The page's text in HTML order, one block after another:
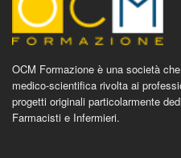
OCM Formazione è una società
medico-scientifica rivolta ai
progetti originali particolarmente
Farmacisti e Infermieri.